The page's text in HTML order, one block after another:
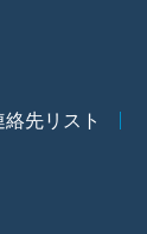
絡先リスト